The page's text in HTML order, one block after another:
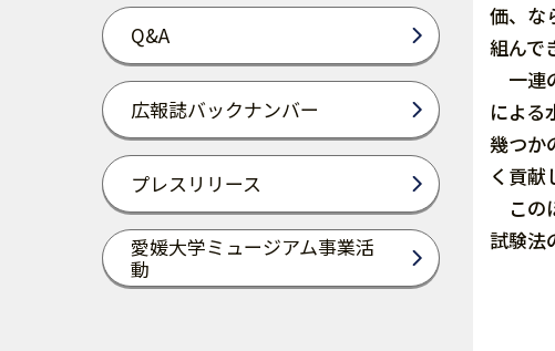
Q&A
広報誌バックナンバー
プレスリリース
愛媛大学ミュージアム事業活
動
価、な
組んで
一連
による
幾つか
く貢献
この
試験法